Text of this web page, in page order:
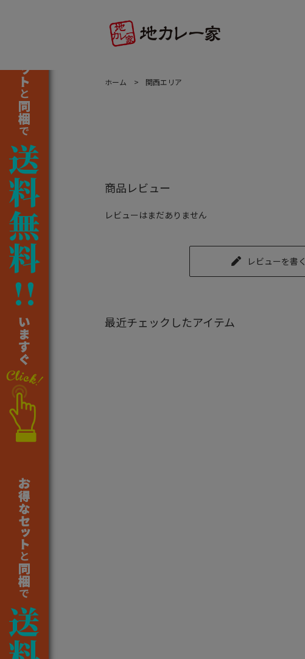
ホーム 関西エリア
商品レビュー
レビューはまだありません
レビューを書く
最近チェックしたアイテム